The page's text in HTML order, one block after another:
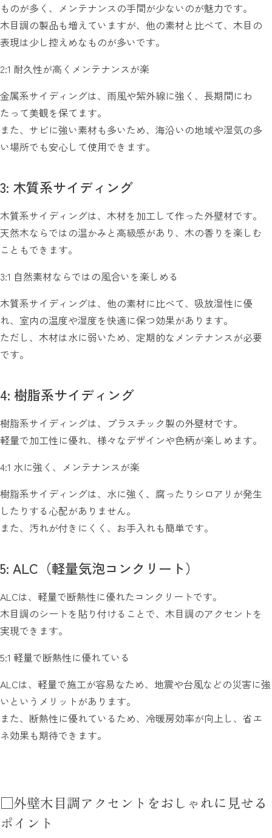
ものが多く、メンテナンスの手間が少ないのが魅力です。
木目調の製品も増えていますが、他の素材と比べて、木目の
表現は少し控えめなものが多いです。
2:1 耐久性が高くメンテナンスが楽
金属系サイディングは、雨風や紫外線に強く、長期間にわ
たって美観を保てます。
また、サビに強い素材も多いため、海沿いの地域や湿気の多
い場所でも安心して使用できます。
3: 木質系サイディング
木質系サイディングは、木材を加工して作った外壁材です。
天然木ならではの温かみと高級感があり、木の香りを楽しむ
こともできます。
3:1 自然素材ならではの風合いを楽しめる
木質系サイディングは、他の素材に比べて、吸放湿性に優
れ、室内の温度や湿度を快適に保つ効果があります。
ただし、木材は水に弱いため、定期的なメンテナンスが必要
です。
4: 樹脂系サイディング
樹脂系サイディングは、プラスチック製の外壁材です。
軽量で加工性に優れ、様々なデザインや色柄が楽しめます。
4:1 水に強く、メンテナンスが楽
樹脂系サイディングは、水に強く、腐ったりシロアリが発生
したりする心配がありません。
また、汚れが付きにくく、お手入れも簡単です。
5: ALC（軽量気泡コンクリート）
ALCは、軽量で断熱性に優れたコンクリートです。
木目調のシートを貼り付けることで、木目調のアクセントを
実現できます。
5:1 軽量で断熱性に優れている
ALCは、軽量で施工が容易なため、地震や台風などの災害に強
いというメリットがあります。
また、断熱性に優れているため、冷暖房効率が向上し、省エ
ネ効果も期待できます。
□外壁木目調アクセントをおしゃれに見せる
ポイント